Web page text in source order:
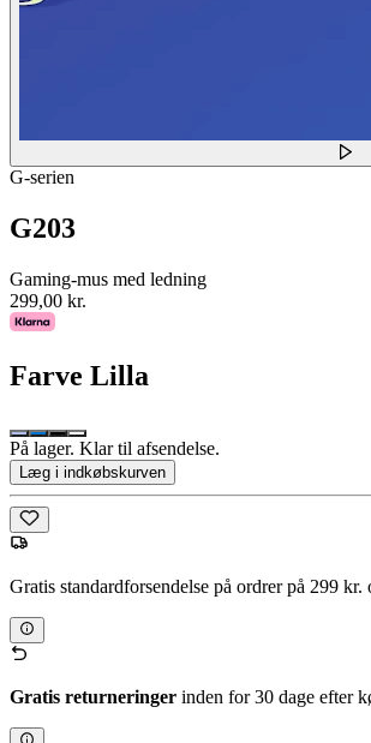
G-serien
G203
Gaming-mus med ledning
299,00 kr.
Farve Lilla
På lager. Klar til afsendelse.
Læg i indkøbskurven
Gratis standardforsendelse på ordrer på 299 kr.
Gratis returneringer inden for 30 dage efter